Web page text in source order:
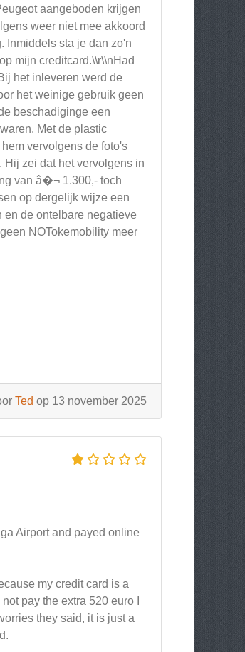
aangeboden krijgen
weer niet mee akkoord
Inmiddels sta je dan zo'n
mijn creditcard.\\r\\nHad
het inleveren werd de
het weinige gebruik geen
beschadiginge een
Met de plastic
vervolgens de foto's
Hij zei dat het vervolgens in
van â�¬ 1.300,- toch
op dergelijk wijze een
en de ontelbare negatieve
NOTokemobility meer
Ted op 13 november 2025
Airport and payed online
my credit card is a
pay the extra 520 euro I
they said, it is just a